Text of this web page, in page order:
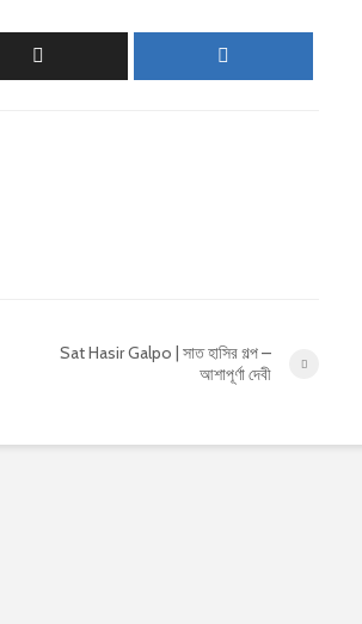
Sat Hasir Galpo | সাত হাসির গল্প –
আশাপূর্ণা দেবী